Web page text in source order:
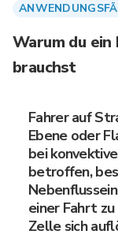
Warum du ein
brauchst
Fahrer auf
Ebene oder
bei
betroffen,
einer Fahrt
Zelle sich